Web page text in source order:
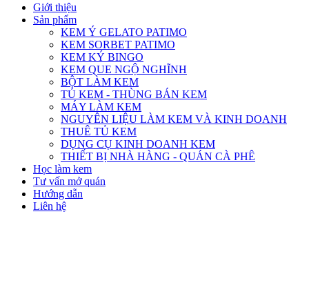
Giới thiệu
Sản phẩm
KEM Ý GELATO PATIMO
KEM SORBET PATIMO
KEM KÝ BINGO
KEM QUE NGỘ NGHĨNH
BỘT LÀM KEM
TỦ KEM - THÙNG BÁN KEM
MÁY LÀM KEM
NGUYÊN LIỆU LÀM KEM VÀ KINH DOANH
THUÊ TỦ KEM
DỤNG CỤ KINH DOANH KEM
THIẾT BỊ NHÀ HÀNG - QUÁN CÀ PHÊ
Học làm kem
Tư vấn mở quán
Hướng dẫn
Liên hệ